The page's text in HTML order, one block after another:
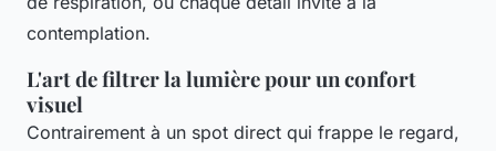
contemplation.
L'art de filtrer la lumière pour un confort
visuel
Contrairement à un spot direct qui frappe le regard,